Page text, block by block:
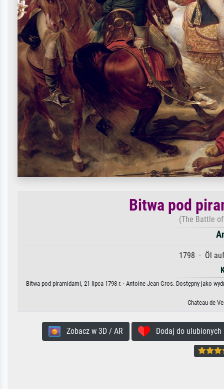
Bitwa pod
(The Battle
1798 · Öl
Bitwa pod piramidami, 21 lipca 1798 r. · Antoine-Jean Gros. Dostępny jako
Chateau de
Zobacz w 3D / AR Dodaj do ulubionych